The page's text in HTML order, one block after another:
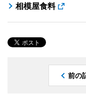
相模屋食料
前の